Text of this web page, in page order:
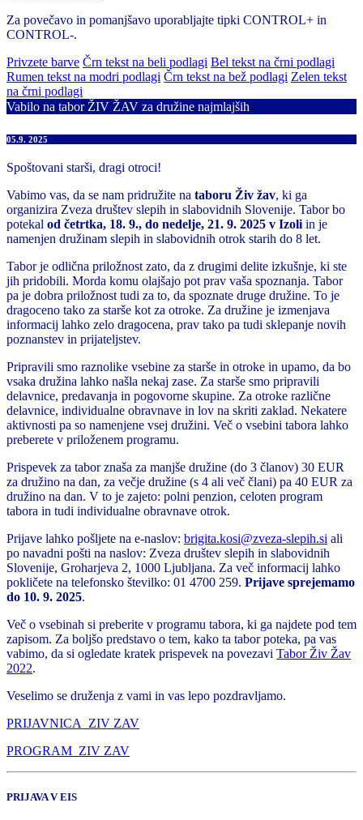
Za povečavo in pomanjšavo uporabljajte tipki CONTROL+ in
CONTROL-.
Privzete barve Črn tekst na beli podlagi Bel tekst na črni podlagi
Rumen tekst na modri podlagi Črn tekst na bež podlagi Zelen tekst
na črni podlagi
Vabilo na tabor ŽIV ŽAV za družine najmlajših
05.9. 2025
Spoštovani starši, dragi otroci!
Vabimo vas, da se nam pridružite na taboru Živ žav, ki ga
organizira Zveza društev slepih in slabovidnih Slovenije. Tabor bo
potekal od četrtka, 18. 9., do nedelje, 21. 9. 2025 v Izoli in je
namenjen družinam slepih in slabovidnih otrok starih do 8 let.
Tabor je odlična priložnost zato, da z drugimi delite izkušnje, ki ste
jih pridobili. Morda komu olajšajo pot prav vaša spoznanja. Tabor
pa je dobra priložnost tudi za to, da spoznate druge družine. To je
dragoceno tako za starše kot za otroke. Za družine je izmenjava
informacij lahko zelo dragocena, prav tako pa tudi sklepanje novih
poznanstev in prijateljstev.
Pripravili smo raznolike vsebine za starše in otroke in upamo, da bo
vsaka družina lahko našla nekaj zase. Za starše smo pripravili
delavnice, predavanja in pogovorne skupine. Za otroke različne
delavnice, individualne obravnave in lov na skriti zaklad. Nekatere
aktivnosti pa so namenjene vsej družini. Več o vsebini tabora lahko
preberete v priloženem programu.
Prispevek za tabor znaša za manjše družine (do 3 članov) 30 EUR
za družino na dan, za večje družine (s 4 ali več člani) pa 40 EUR za
družino na dan. V to je zajeto: polni penzion, celoten program
tabora in tudi individualne obravnave otrok.
Prijave lahko pošljete na e-naslov: brigita.kosi@zveza-slepih.si ali
po navadni pošti na naslov: Zveza društev slepih in slabovidnih
Slovenije, Groharjeva 2, 1000 Ljubljana. Za več informacij lahko
pokličete na telefonsko številko: 01 4700 259. Prijave sprejemamo
do 10. 9. 2025.
Več o vsebinah si preberite v programu tabora, ki ga najdete pod tem
zapisom. Za boljšo predstavo o tem, kako ta tabor poteka, pa vas
vabimo, da si ogledate kratek prispevek na povezavi Tabor Živ Žav
2022.
Veselimo se druženja z vami in vas lepo pozdravljamo.
PRIJAVNICA_ZIV ZAV
PROGRAM_ZIV ZAV
PRIJAVA V EIS